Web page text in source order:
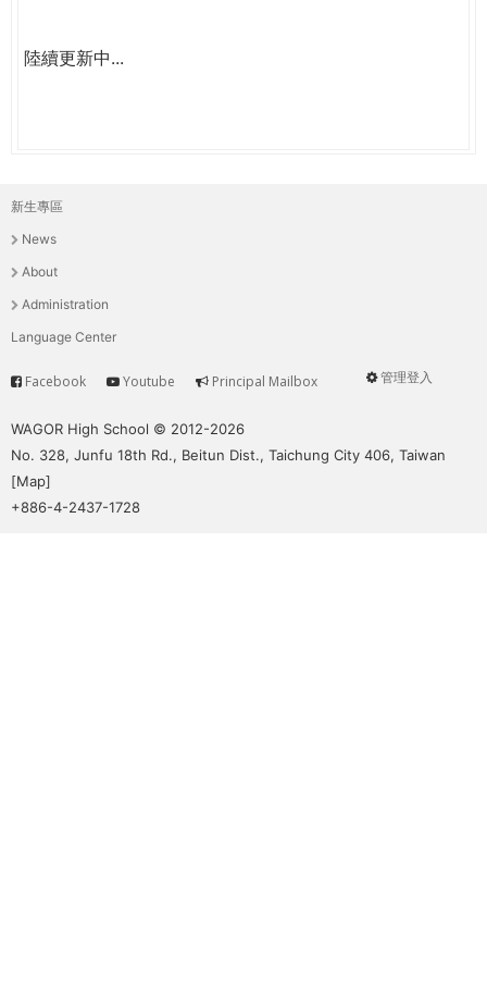
陸續更新中...
主
選
單
新生專區
News
About
Administration
Language Center
User
管理登入
Service
Facebook Youtube Principal Mailbox
WAGOR High School © 2012-2026
No. 328, Junfu 18th Rd., Beitun Dist., Taichung City 406, Taiwan
[Map]
+886-4-2437-1728